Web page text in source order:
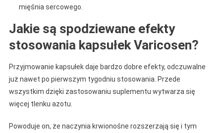
mięśnia sercowego.
Jakie są spodziewane efekty
stosowania kapsułek Varicosen?
Przyjmowanie kapsułek daje bardzo dobre efekty, odczuwalne
już nawet po pierwszym tygodniu stosowania. Przede
wszystkim dzięki zastosowaniu suplementu wytwarza się
więcej tlenku azotu.
Powoduje on, że naczynia krwionośne rozszerzają się i tym